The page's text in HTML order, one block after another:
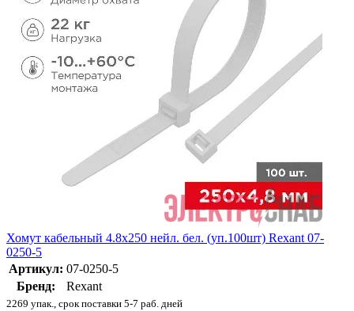
Хомут кабельный 4.8х250 нейл. бел. (уп.100шт) Rexant 07-
0250-5
Артикул: 07-0250-5
Бренд:
Rexant
2269 упак., срок поставки 5-7 раб. дней